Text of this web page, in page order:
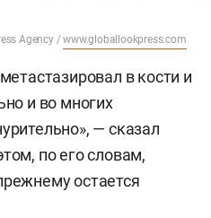
Agency /www.globallookpress.com
в кости и
и во многих
— сказал
по его словам,
остается